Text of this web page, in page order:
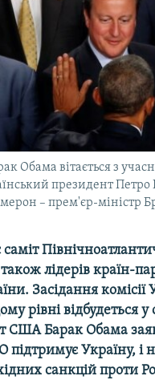
КРИМУ
Обама вітається з
президент
– прем'єр-міністр
лідерів країн-
Засідання комісії
рівні відбудеться у
США Барак Обама
Україну, і
санкцій проти